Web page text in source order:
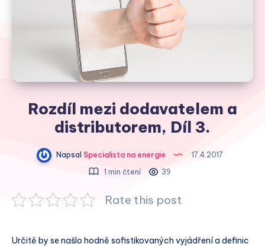
Rozdíl mezi dodavatelem a
distributorem, Díl 3.
Napsal Specialista na energie
17.4.2017
1 min čtení
39
Rate this post
Určitě by se našlo hodně sofistikovaných vyjádření a definic